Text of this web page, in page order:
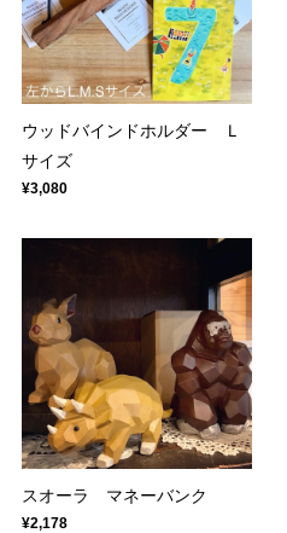
ウッドバインドホルダー Ｌ
サイズ
¥3,080
スオーラ マネーバンク
¥2,178